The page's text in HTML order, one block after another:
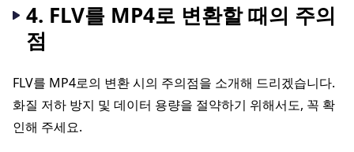
4. FLV를 MP4로 변환할 때의 주의
점
FLV를 MP4로의 변환 시의 주의점을 소개해 드리겠습니다.
화질 저하 방지 및 데이터 용량을 절약하기 위해서도, 꼭 확
인해 주세요.